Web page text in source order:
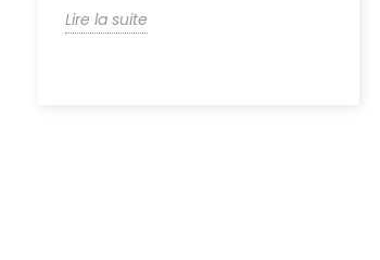
Lire la suite